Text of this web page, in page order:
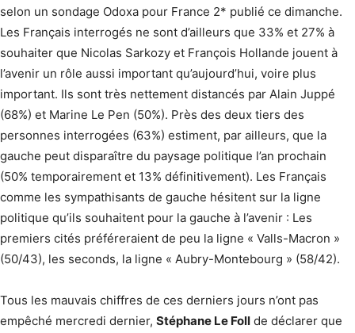
selon un sondage Odoxa pour France 2* publié ce dimanche.
Les Français interrogés ne sont d’ailleurs que 33% et 27% à
souhaiter que Nicolas Sarkozy et François Hollande jouent à
l’avenir un rôle aussi important qu’aujourd’hui, voire plus
important. Ils sont très nettement distancés par Alain Juppé
(68%) et Marine Le Pen (50%). Près des deux tiers des
personnes interrogées (63%) estiment, par ailleurs, que la
gauche peut disparaître du paysage politique l’an prochain
(50% temporairement et 13% définitivement). Les Français
comme les sympathisants de gauche hésitent sur la ligne
politique qu’ils souhaitent pour la gauche à l’avenir : Les
premiers cités préféreraient de peu la ligne « Valls-Macron »
(50/43), les seconds, la ligne « Aubry-Montebourg » (58/42).
Tous les mauvais chiffres de ces derniers jours n’ont pas
empêché mercredi dernier, Stéphane Le Foll de déclarer que